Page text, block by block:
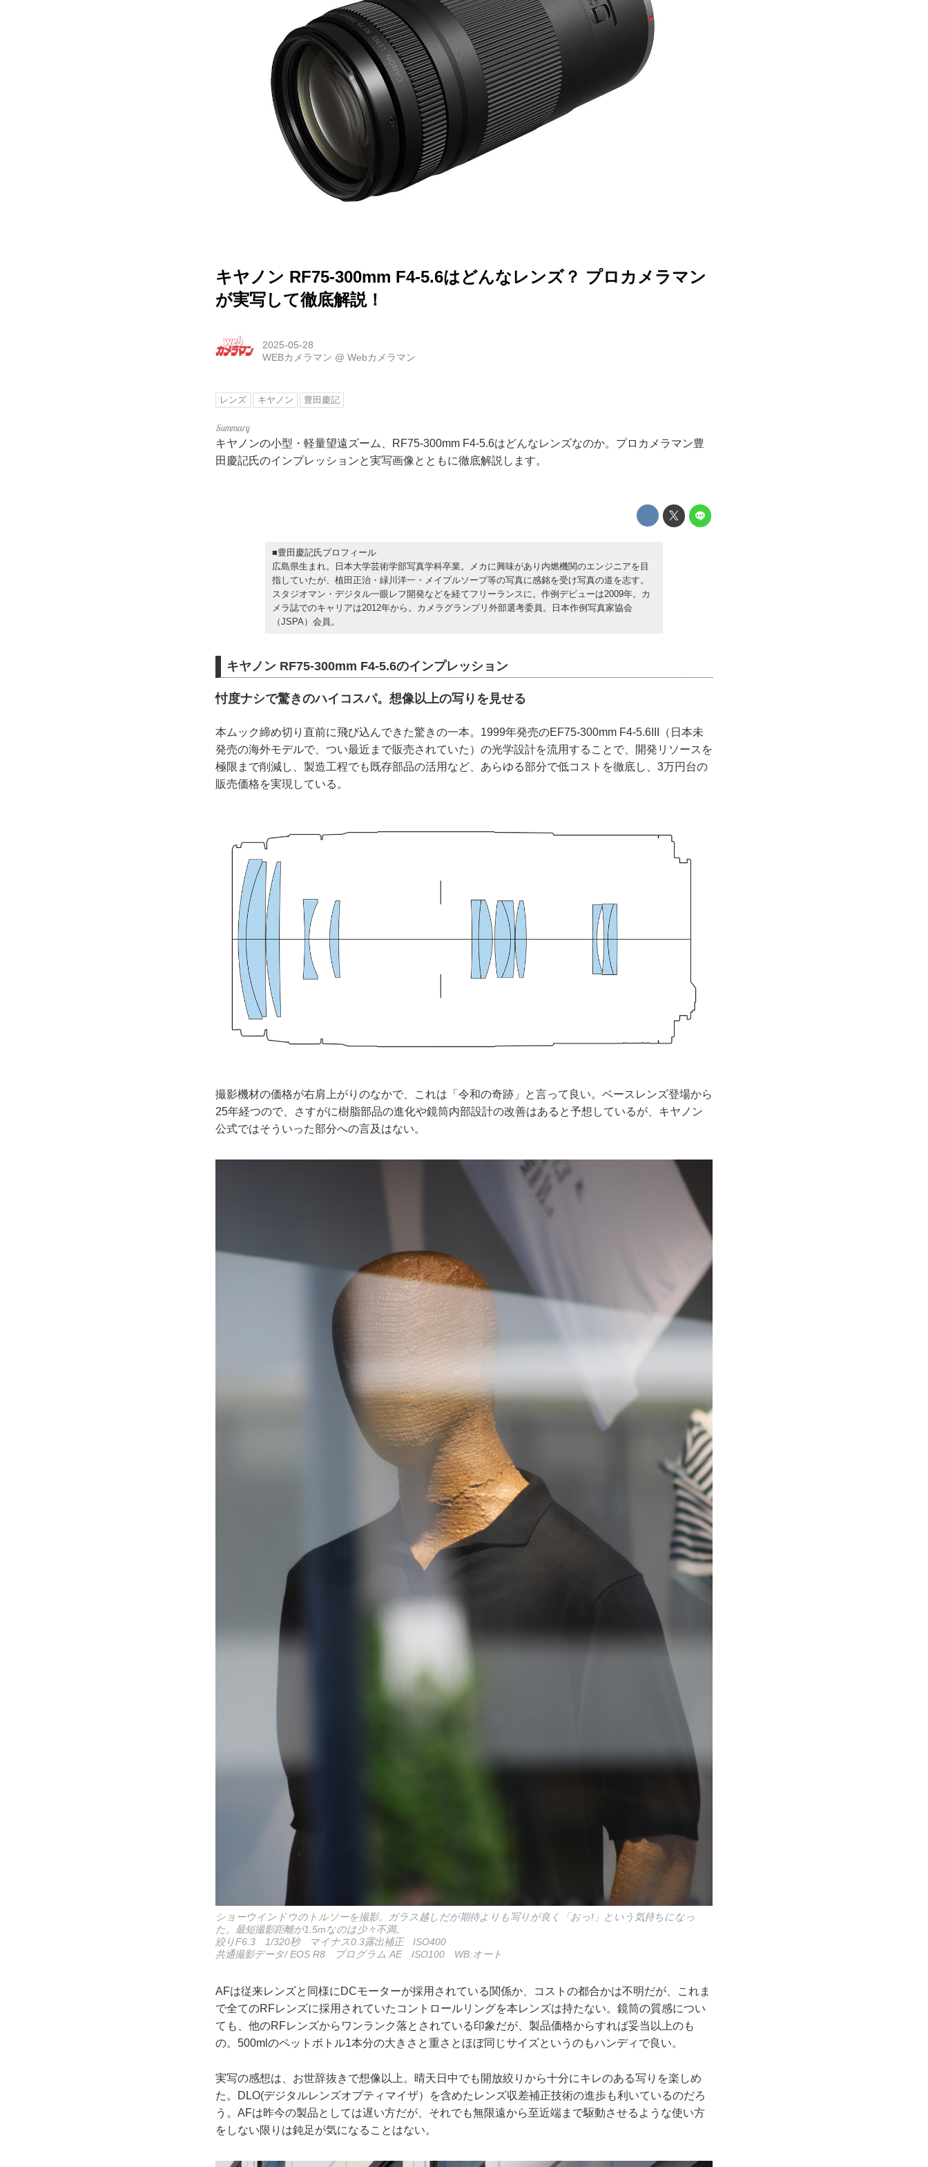
キヤノン RF75-300mm F4-5.6はどんなレンズ？ プロカメラマン
が実写して徹底解説！
2025-05-28
WEBカメラマン @Webカメラマン
レンズ キヤノン 豊田慶記
キヤノンの小型・軽量望遠ズーム、RF75-300mm F4-5.6はどんなレンズなのか。プロカメラマン豊
田慶記氏のインプレッションと実写画像とともに徹底解説します。
■豊田慶記氏プロフィール
広島県生まれ。日本大学芸術学部写真学科卒業。メカに興味があり内燃機関のエンジニアを目
指していたが、植田正治・緑川洋一・メイプルソープ等の写真に感銘を受け写真の道を志す。
スタジオマン・デジタル一眼レフ開発などを経てフリーランスに。作例デビューは2009年。カ
メラ誌でのキャリアは2012年から。カメラグランプリ外部選考委員。日本作例写真家協会
（JSPA）会員。
キヤノン RF75-300mm F4-5.6のインプレッション
忖度ナシで驚きのハイコスパ。想像以上の写りを見せる
本ムック締め切り直前に飛び込んできた驚きの一本。1999年発売のEF75-300mm F4-5.6III（日本未
発売の海外モデルで、つい最近まで販売されていた）の光学設計を流用することで、開発リソースを
極限まで削減し、製造工程でも既存部品の活用など、あらゆる部分で低コストを徹底し、3万円台の
販売価格を実現している。
撮影機材の価格が右肩上がりのなかで、これは「令和の奇跡」と言って良い。ベースレンズ登場から
25年経つので、さすがに樹脂部品の進化や鏡筒内部設計の改善はあると予想しているが、キヤノン
公式ではそういった部分への言及はない。
ショーウインドウのトルソーを撮影。ガラス越しだが期待よりも写りが良く「おっ!」という気持ちになっ
た。最短撮影距離が1.5mなのは少々不満。
絞りF6.3 1/320秒 マイナス0.3露出補正 ISO400
共通撮影データ/ EOS R8 プログラム AE ISO100 WB:オート
AFは従来レンズと同様にDCモーターが採用されている関係か、コストの都合かは不明だが、これま
で全てのRFレンズに採用されていたコントロールリングを本レンズは持たない。鏡筒の質感につい
ても、他のRFレンズからワンランク落とされている印象だが、製品価格からすれば妥当以上のも
の。500mlのペットボトル1本分の大きさと重さとほぼ同じサイズというのもハンディで良い。
実写の感想は、お世辞抜きで想像以上。晴天日中でも開放絞りから十分にキレのある写りを楽しめ
た。DLO(デジタルレンズオプティマイザ）を含めたレンズ収差補正技術の進歩も利いているのだろ
う。AFは昨今の製品としては遅い方だが、それでも無限遠から至近端まで駆動させるような使い方
をしない限りは鈍足が気になることはない。